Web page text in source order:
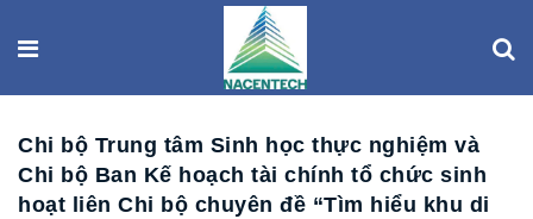
Chi bộ Trung tâm Sinh học thực nghiệm và
Chi bộ Ban Kế hoạch tài chính tổ chức sinh
hoạt liên Chi bộ chuyên đề “Tìm hiểu khu di